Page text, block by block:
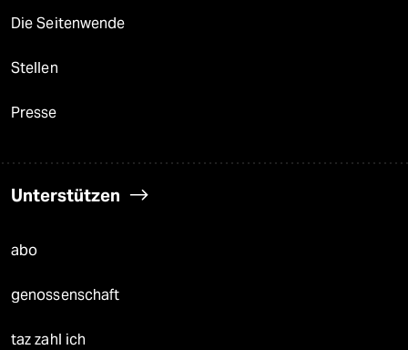
Die Seitenwende
Stellen
Presse
Unterstützen
abo
genossenschaft
taz zahl ich